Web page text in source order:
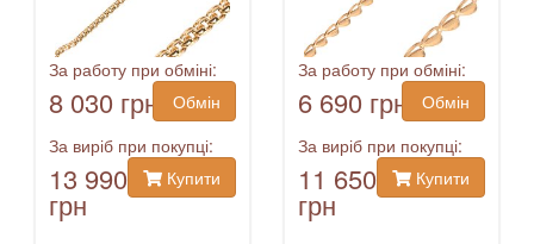
За работу при обміні:
8 030 грн
Обмін
За виріб при покупці:
13 990
грн
Купити
За работу при обміні:
6 690 грн
Обмін
За виріб при покупці:
11 650
грн
Купити